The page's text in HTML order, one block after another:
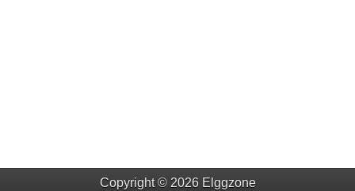
Copyright © 2026 Elggzone